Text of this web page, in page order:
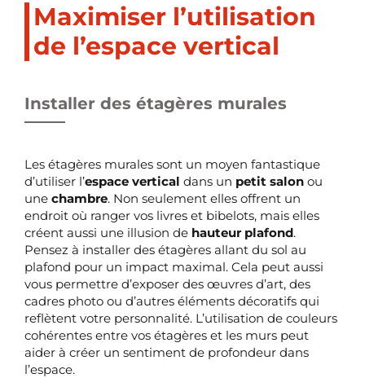
Maximiser l’utilisation
de l’espace vertical
Installer des étagères murales
Les étagères murales sont un moyen fantastique
d’utiliser l’espace vertical dans un petit salon ou
une chambre. Non seulement elles offrent un
endroit où ranger vos livres et bibelots, mais elles
créent aussi une illusion de hauteur plafond.
Pensez à installer des étagères allant du sol au
plafond pour un impact maximal. Cela peut aussi
vous permettre d’exposer des œuvres d’art, des
cadres photo ou d’autres éléments décoratifs qui
reflètent votre personnalité. L’utilisation de couleurs
cohérentes entre vos étagères et les murs peut
aider à créer un sentiment de profondeur dans
l’espace.